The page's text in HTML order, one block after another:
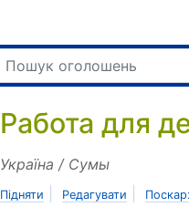
Работа для
Україна / Сумы
Підняти Редагувати